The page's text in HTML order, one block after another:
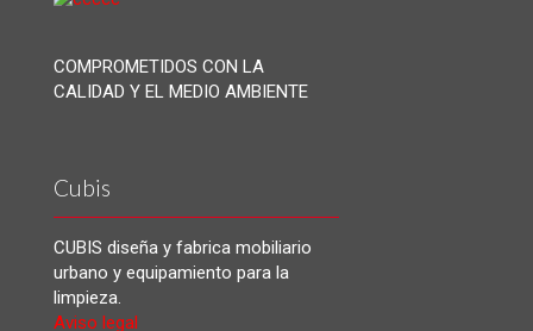
COMPROMETIDOS CON LA
CALIDAD Y EL MEDIO AMBIENTE
Cubis
CUBIS diseña y fabrica mobiliario
urbano y equipamiento para la
limpieza.
Aviso legal